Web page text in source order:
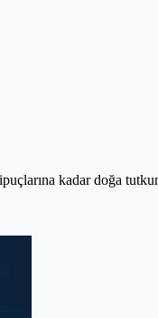
kadar doğa